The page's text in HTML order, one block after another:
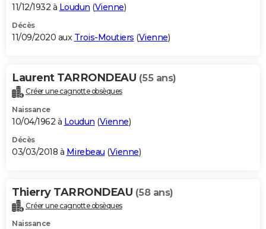
11/12/1932 à Loudun (Vienne)
Décès
11/09/2020 aux Trois-Moutiers (Vienne)
Laurent TARRONDEAU (55 ans)
Créer une cagnotte obsèques
Naissance
10/04/1962 à Loudun (Vienne)
Décès
03/03/2018 à Mirebeau (Vienne)
Thierry TARRONDEAU (58 ans)
Créer une cagnotte obsèques
Naissance